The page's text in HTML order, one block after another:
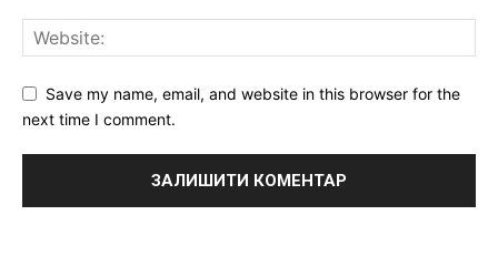
Save my name, email, and website in this browser for the
next time I comment.